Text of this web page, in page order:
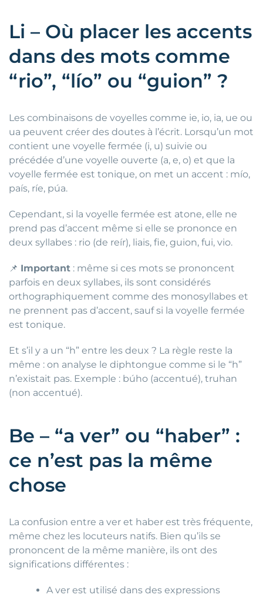
Li – Où placer les accents
dans des mots comme
“rio”, “lío” ou “guion” ?
Les combinaisons de voyelles comme ie, io, ia, ue ou
ua peuvent créer des doutes à l’écrit. Lorsqu’un mot
contient une voyelle fermée (i, u) suivie ou
précédée d’une voyelle ouverte (a, e, o) et que la
voyelle fermée est tonique, on met un accent : mío,
país, ríe, púa.
Cependant, si la voyelle fermée est atone, elle ne
prend pas d’accent même si elle se prononce en
deux syllabes : rio (de reír), liais, fie, guion, fui, vio.
📌 Important : même si ces mots se prononcent
parfois en deux syllabes, ils sont considérés
orthographiquement comme des monosyllabes et
ne prennent pas d’accent, sauf si la voyelle fermée
est tonique.
Et s’il y a un “h” entre les deux ? La règle reste la
même : on analyse le diphtongue comme si le “h”
n’existait pas. Exemple : búho (accentué), truhan
(non accentué).
Be – “a ver” ou “haber” :
ce n’est pas la même
chose
La confusion entre a ver et haber est très fréquente,
même chez les locuteurs natifs. Bien qu’ils se
prononcent de la même manière, ils ont des
significations différentes :
A ver est utilisé dans des expressions